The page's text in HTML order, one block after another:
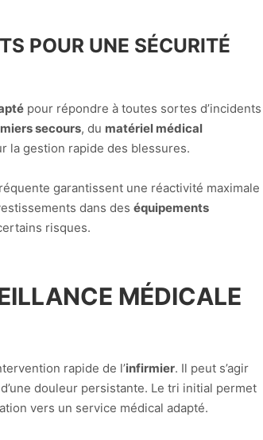
POUR UNE SÉCURITÉ
pour répondre à toutes sortes d’incidents
secours, du matériel médical
la gestion rapide des blessures.
garantissent une réactivité maximale
dans des équipements
risques.
MÉDICALE
rapide de l’infirmier. Il peut s’agir
douleur persistante. Le tri initial permet
vers un service médical adapté.